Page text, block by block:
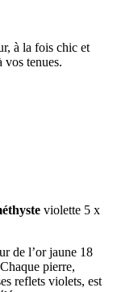
à la fois chic et
vos tenues.
violette 5 x
de l’or jaune 18
pierre,
reflets violets, est